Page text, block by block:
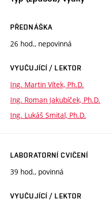
PŘEDNÁŠKA
26 hod., nepovinná
VYUČUJÍCÍ / LEKTOR
Ing. Martin Vítek, Ph.D.
Ing. Roman Jakubíček, Ph.D.
Ing. Lukáš Smital, Ph.D.
LABORATORNÍ CVIČENÍ
39 hod., povinná
VYUČUJÍCÍ / LEKTOR